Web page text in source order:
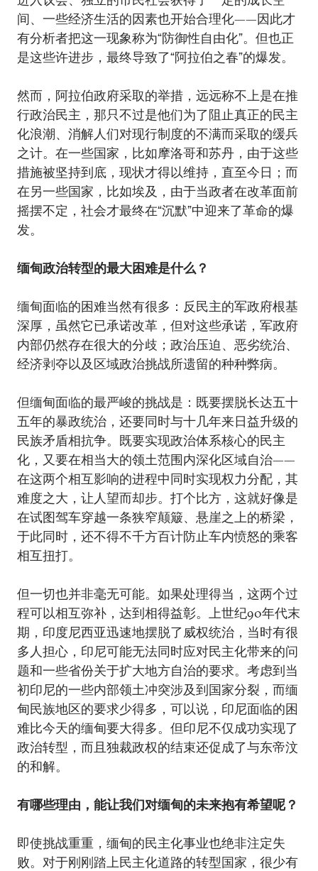
间、一些经济生活的因素也开始合理化——因此才
有分析者把这一现象称为“防御性自由化”。但也正
是这些许进步，最终导致了“阿拉伯之春”的爆发。
然而，阿拉伯政府采取的举措，远远称不上是在推
行政治民主，那只不过是他们为了阻止真正的民主
化浪潮、消解人们对现行制度的不满而采取的缓兵
之计。在一些国家，比如摩洛哥和苏丹，由于这些
措施被坚持到底，现状才得以维持，直至今日；而
在另一些国家，比如埃及，由于当政者在改革面前
摇摆不定，社会才最终在“沉默”中迎来了革命的爆
发。
缅甸政治转型的最大困难是什么？
缅甸面临的困难当然有很多：反民主的军政府根基
深厚，虽然它已承诺改革，但对这些承诺，军政府
内部仍然存在很大的分歧；政治压迫、恶劣统治、
经济剥夺以及区域政治挑战所遗留的种种弊病。
但缅甸面临的最严峻的挑战是：既要摆脱长达五十
五年的暴政统治，还要同时与十几年来日益升级的
民族矛盾相抗争。既要实现政治体系核心的民主
化，又要在相当大的领土范围内深化区域自治——
在这两个相互影响的进程中同时实现权力分配，其
难度之大，让人望而却步。打个比方，这就好像是
在试图驾车穿越一条狭窄颠簸、悬崖之上的桥梁，
于此同时，还不得不千方百计防止车内愤怒的乘客
相互扭打。
但一切也并非毫无可能。如果处理得当，这两个过
程可以相互弥补，达到相得益彰。上世纪90年代末
期，印度尼西亚迅速地摆脱了威权统治，当时有很
多人担心，印尼可能无法同时应对民主化带来的问
题和一些省份关于扩大地方自治的要求。考虑到当
初印尼的一些内部领土冲突涉及到国家分裂，而缅
甸民族地区的要求少得多，可以说，印尼面临的困
难比今天的缅甸要大得多。但印尼不仅成功实现了
政治转型，而且独裁政权的结束还促成了与东帝汶
的和解。
有哪些理由，能让我们对缅甸的未来抱有希望呢？
即使挑战重重，缅甸的民主化事业也绝非注定失
败。对于刚刚踏上民主化道路的转型国家，很少有